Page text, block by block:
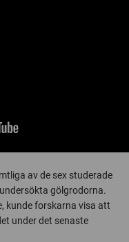
av de sex studerade
gölgrodorna.
kunde forskarna visa att
under det senaste